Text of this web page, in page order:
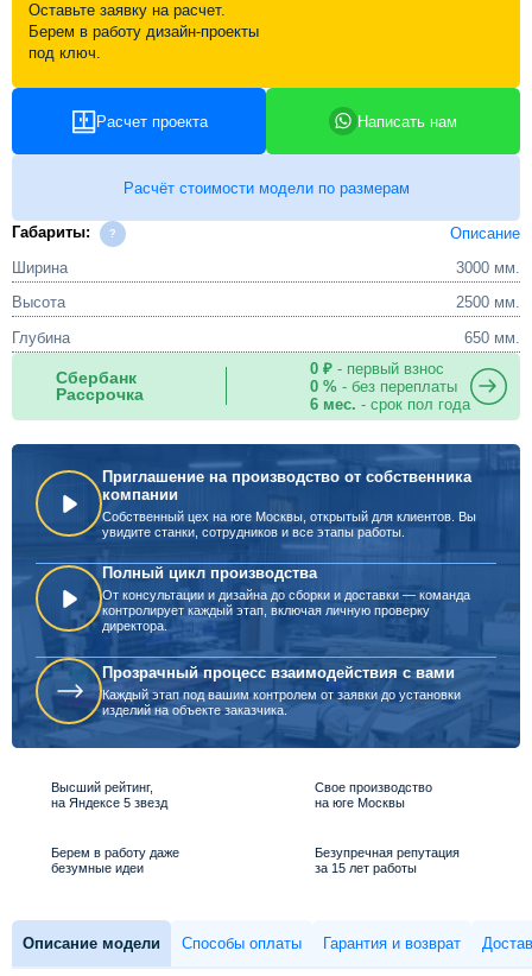
Оставьте заявку на расчет.
Берем в работу дизайн-проекты
под ключ.
Расчет проекта Написать нам
Расчёт стоимости модели по размерам
Габариты:
Описание
Ширина
3000 мм.
Высота
2500 мм.
Глубина
650 мм.
Сбербанк
Рассрочка
0 ₽- первый взнос
0 %- без переплаты
6 мес. - срок пол года
Приглашение на производство от собственника
компании
Собственный цех на юге Москвы, открытый для клиентов. Вы
увидите станки, сотрудников и все этапы работы.
Полный цикл производства
От консультации и дизайна до сборки и доставки — команда
контролирует каждый этап, включая личную проверку
директора.
Прозрачный процесс взаимодействия с вами
Каждый этап под вашим контролем от заявки до установки
изделий на объекте заказчика.
Высший рейтинг,
на Яндексе 5 звезд
Свое производство
на юге Москвы
Берем в работу даже
безумные идеи
Безупречная репутация
за 15 лет работы
Описание модели Способы оплаты Гарантия и возврат